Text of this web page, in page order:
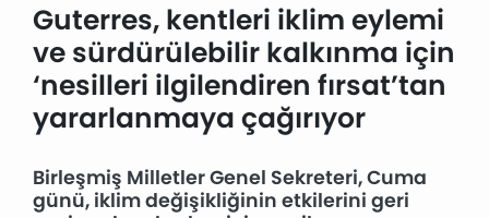
Guterres, kentleri iklim eylemi
ve sürdürülebilir kalkınma için
‘nesilleri ilgilendiren fırsat’tan
yararlanmaya çağırıyor
Birleşmiş Milletler Genel Sekreteri, Cuma
günü, iklim değişikliğinin etkilerini geri